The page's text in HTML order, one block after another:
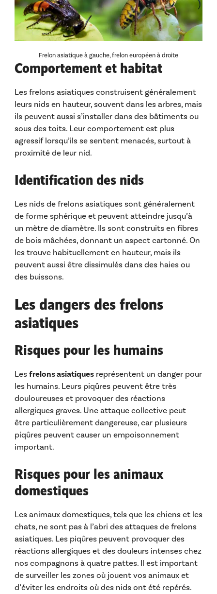
Frelon asiatique à gauche, frelon européen à droite
Comportement et habitat
Les frelons asiatiques construisent généralement
leurs nids en hauteur, souvent dans les arbres, mais
ils peuvent aussi s’installer dans des bâtiments ou
sous des toits. Leur comportement est plus
agressif lorsqu’ils se sentent menacés, surtout à
proximité de leur nid.
Identification des nids
Les nids de frelons asiatiques sont généralement
de forme sphérique et peuvent atteindre jusqu’à
un mètre de diamètre. Ils sont construits en fibres
de bois mâchées, donnant un aspect cartonné. On
les trouve habituellement en hauteur, mais ils
peuvent aussi être dissimulés dans des haies ou
des buissons.
Les dangers des frelons
asiatiques
Risques pour les humains
Les frelons asiatiques représentent un danger pour
les humains. Leurs piqûres peuvent être très
douloureuses et provoquer des réactions
allergiques graves. Une attaque collective peut
être particulièrement dangereuse, car plusieurs
piqûres peuvent causer un empoisonnement
important.
Risques pour les animaux
domestiques
Les animaux domestiques, tels que les chiens et les
chats, ne sont pas à l’abri des attaques de frelons
asiatiques. Les piqûres peuvent provoquer des
réactions allergiques et des douleurs intenses chez
nos compagnons à quatre pattes. Il est important
de surveiller les zones où jouent vos animaux et
d’éviter les endroits où des nids ont été repérés.